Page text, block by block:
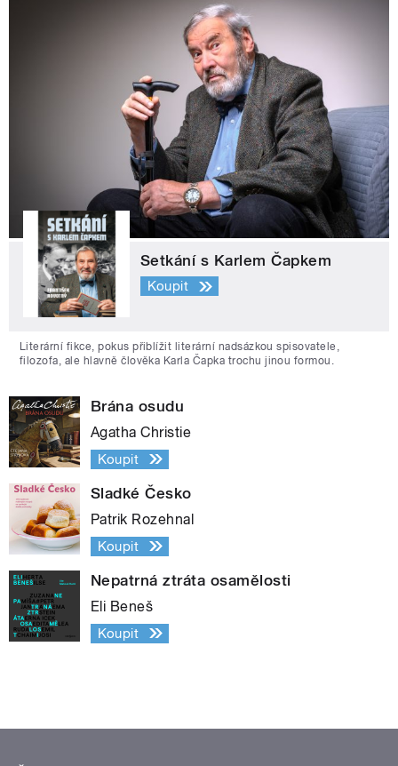
Setkání s Karlem Čapkem
Koupit
Literární fikce, pokus přiblížit literární nadsázkou spisovatele,
filozofa, ale hlavně člověka Karla Čapka trochu jinou formou.
Brána osudu
Agatha Christie
Koupit
Sladké Česko
Patrik Rozehnal
Koupit
Nepatrná ztráta osamělosti
Eli Beneš
Koupit